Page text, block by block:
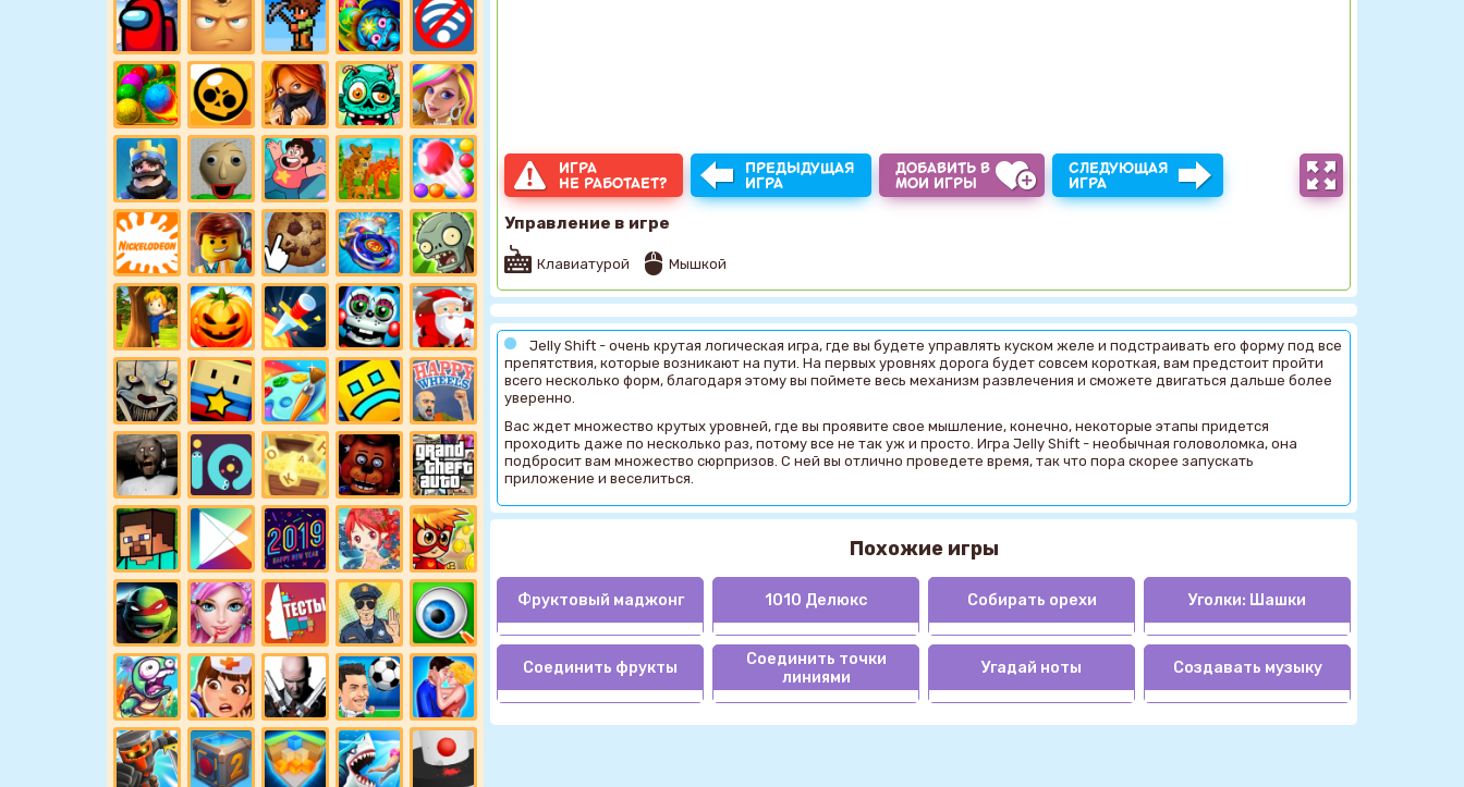
ИГРА
НЕ РАБОТАЕТ?
ПРЕДЫДУЩАЯ
ИГРА
ДОБАВИТЬ В
МОИ ИГРЫ
СЛЕДУЮЩАЯ
ИГРА
Управление в игре
Клавиатурой Мышкой
Jelly Shift - очень крутая логическая игра, где вы будете управлять куском желе и подстраивать его форму под все
препятствия, которые возникают на пути. На первых уровнях дорога будет совсем короткая, вам предстоит пройти
всего несколько форм, благодаря этому вы поймете весь механизм развлечения и сможете двигаться дальше более
уверенно.
Вас ждет множество крутых уровней, где вы проявите свое мышление, конечно, некоторые этапы придется
проходить даже по несколько раз, потому все не так уж и просто. Игра Jelly Shift - необычная головоломка, она
подбросит вам множество сюрпризов. С ней вы отлично проведете время, так что пора скорее запускать
приложение и веселиться.
Похожие игры
Фруктовый маджонг 1010 Делюкс Собирать орехи Уголки: Шашки
Соединить фрукты
Соединить точки
линиями
Угадай ноты Создавать музыку